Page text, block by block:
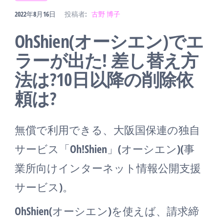
2022年8月16日 投稿者: 古野 博子
OhShien(オーシエン)でエ
ラーが出た! 差し替え方
法は?10日以降の削除依
頼は?
無償で利用できる、大阪国保連の独自
サービス「Oh!Shien」(オーシエン)(事
業所向けインターネット情報公開支援
サービス)。
OhShien(オーシエン)を使えば、請求締